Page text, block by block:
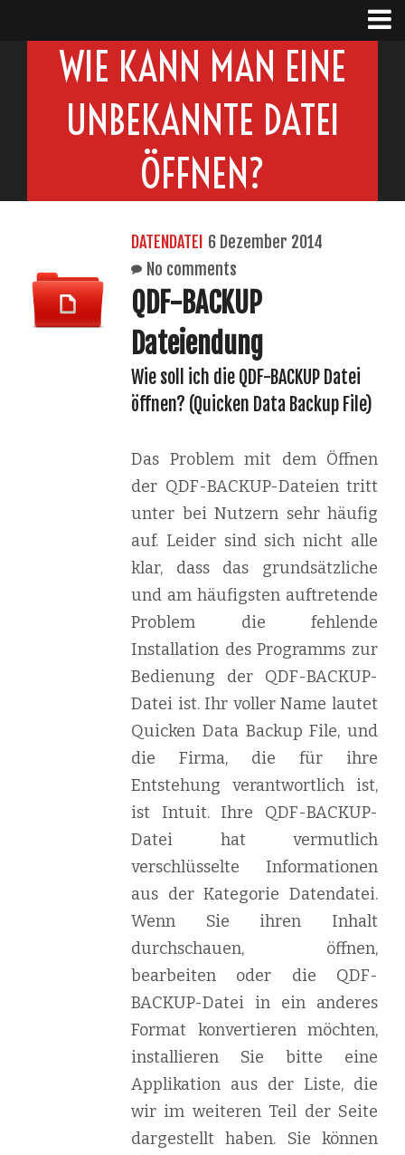
WIE KANN MAN EINE
UNBEKANNTE DATEI
ÖFFNEN?
DATENDATEI 6 Dezember 2014
No comments
QDF-BACKUP
Dateiendung
Wie soll ich die QDF-BACKUP Datei
öffnen? (Quicken Data Backup File)
Das Problem mit dem Öffnen
der QDF-BACKUP-Dateien tritt
unter bei Nutzern sehr häufig
auf. Leider sind sich nicht alle
klar, dass das grundsätzliche
und am häufigsten auftretende
Problem die fehlende
Installation des Programms zur
Bedienung der QDF-BACKUP-
Datei ist. Ihr voller Name lautet
Quicken Data Backup File, und
die Firma, die für ihre
Entstehung verantwortlich ist,
ist Intuit. Ihre QDF-BACKUP-
Datei hat vermutlich
verschlüsselte Informationen
aus der Kategorie Datendatei.
Wenn Sie ihren Inhalt
durchschauen, öffnen,
bearbeiten oder die QDF-
BACKUP-Datei in ein anderes
Format konvertieren möchten,
installieren Sie bitte eine
Applikation aus der Liste, die
wir im weiteren Teil der Seite
dargestellt haben. Sie können